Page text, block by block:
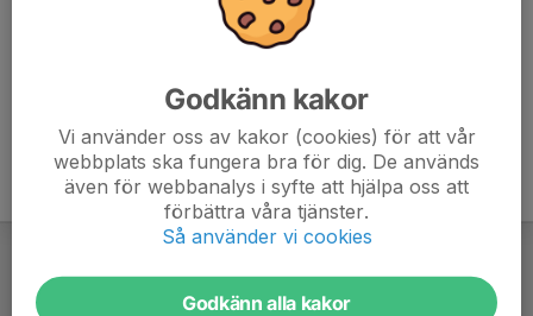
Godkänn kakor
Vi använder oss av kakor (cookies) för att vår
webbplats ska fungera bra för dig. De används
även för webbanalys i syfte att hjälpa oss att
förbättra våra tjänster.
Så använder vi cookies
Godkänn alla kakor